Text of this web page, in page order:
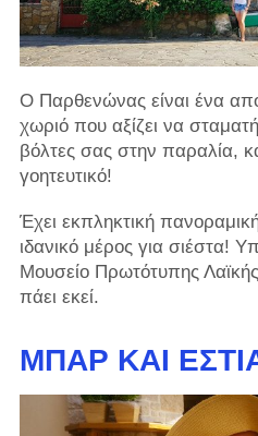
Ο Παρθενώνας είναι ένα
χωριό που αξίζει να
βόλτες σας στην παραλία,
γοητευτικό!
Έχει εκπληκτική
ιδανικό μέρος για σιέστα!
Μουσείο Πρωτότυπης
πάει εκεί.
ΜΠΑΡ ΚΑΙ